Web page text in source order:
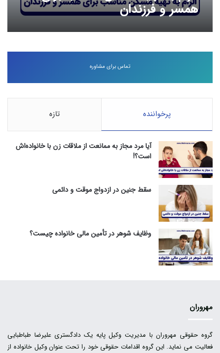
همسر و فرزندان
تماس برای مشاوره
پرخواننده تازه
آیا مرد مجاز به ممانعت از ملاقات زن با خانواده‌اش
است؟!
سقط جنین در ازدواج موقت و دائمی
وظایف شوهر در تأمین مالی خانواده چیست؟
مهروران
گروه حقوقی مهروران با مدیریت وکیل پایه یک دادگستری علیرضا طباطبایی
فعالیت می نماید. این گروه اقدامات حقوقی خود را تحت عنوان وکیل خانواده از